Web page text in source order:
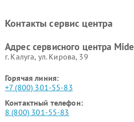
пылесосов Midea
Midea
Контакты сервис центра
Адрес сервисного центра
г. Калуга, ул. Кирова, 39
Горячая линия:
+7 (800) 301-55-83
Контактный телефон:
8 (800) 301-55-83